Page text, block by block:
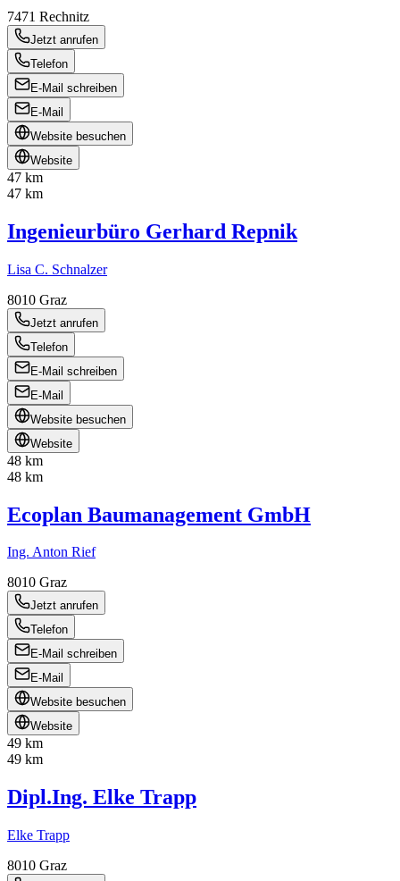
7471 Rechnitz
Jetzt anrufen
Telefon
E-Mail schreiben
E-Mail
Website besuchen
Website
47 km
47 km
Ingenieurbüro Gerhard Repnik
Lisa C. Schnalzer
8010 Graz
Jetzt anrufen
Telefon
E-Mail schreiben
E-Mail
Website besuchen
Website
48 km
48 km
Ecoplan Baumanagement GmbH
Ing. Anton Rief
8010 Graz
Jetzt anrufen
Telefon
E-Mail schreiben
E-Mail
Website besuchen
Website
49 km
49 km
Dipl.Ing. Elke Trapp
Elke Trapp
8010 Graz